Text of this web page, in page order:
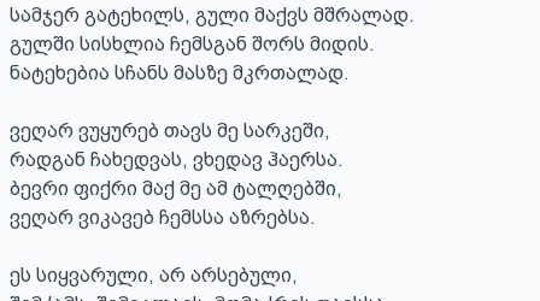
სამჯერ გატეხილს, გული მაქვს მშრალად.
გულში სისხლია ჩემსგან შორს მიდის.
ნატეხებია სჩანს მასზე მკრთალად.
ვეღარ ვუყურებ თავს მე სარკეში,
რადგან ჩახედვას, ვხედავ ჰაერსა.
ბევრი ფიქრი მაქ მე ამ ტალღებში,
ვეღარ ვიკავებ ჩემსსა აზრებსა.
ეს სიყვარული, არ არსებული,